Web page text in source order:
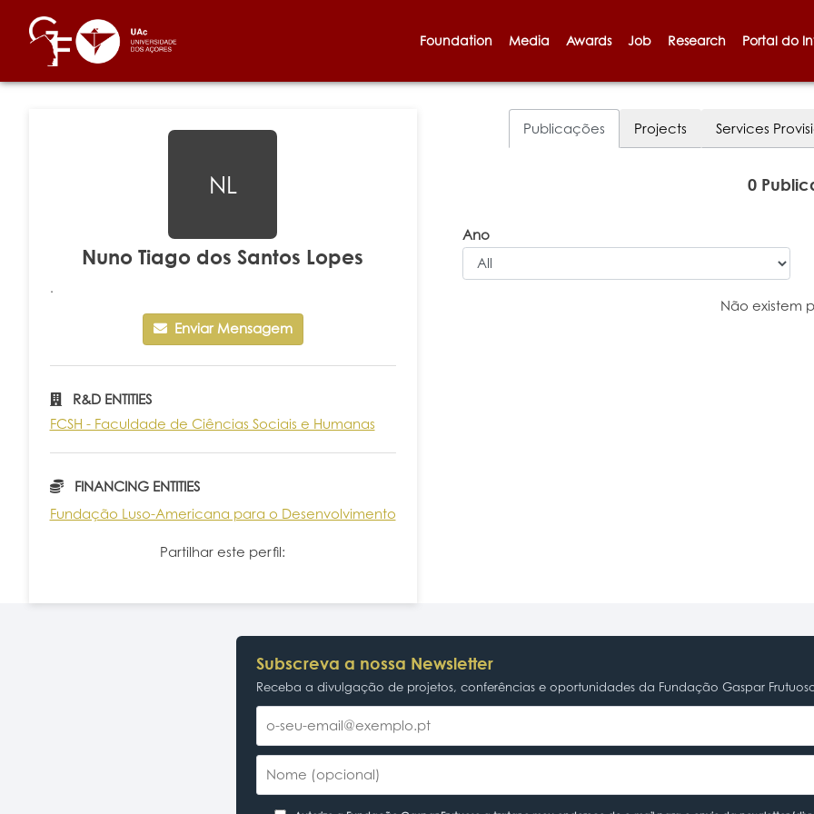
Foundation Media Awards Job Research Portal do
NL
Nuno Tiago dos Santos Lopes
.
Enviar Mensagem
R&D ENTITIES
FCSH - Faculdade de Ciências Sociais e Humanas
FINANCING ENTITIES
Fundação Luso-Americana para o Desenvolvimento
Partilhar este perfil:
Publicações Projects Services
0
Ano
Não existem
Subscreva a nossa Newsletter
Receba a divulgação de projetos, conferências e oportunidades da Fundação Gaspar